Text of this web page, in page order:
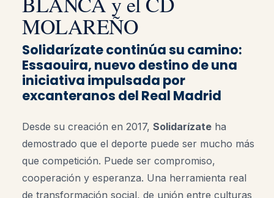
MOLAREÑO
Solidarízate continúa su camino:
Essaouira, nuevo destino de una
iniciativa impulsada por
excanteranos del Real Madrid
Desde su creación en 2017, Solidarízate ha
demostrado que el deporte puede ser mucho más
que competición. Puede ser compromiso,
cooperación y esperanza. Una herramienta real
de transformación social, de unión entre culturas